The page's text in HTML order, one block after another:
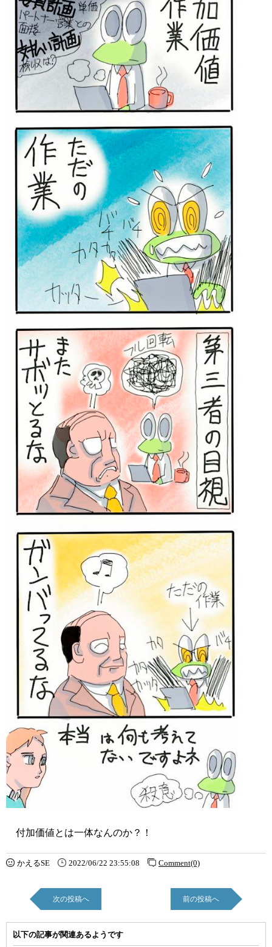
付加価値とは一体なんのか？！
かえるSE 2022/06/22 23:55:08 Comment(0)
次の投稿へ 前の投稿へ
以下の記事が関連あるようです